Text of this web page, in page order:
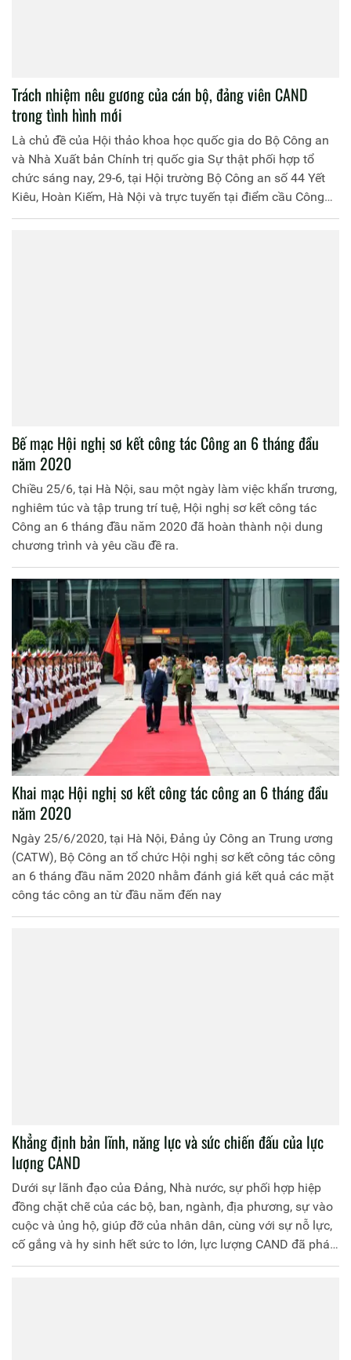
Trách nhiệm nêu gương của cán bộ, đảng viên CAND
trong tình hình mới
Là chủ đề của Hội thảo khoa học quốc gia do Bộ Công an
và Nhà Xuất bản Chính trị quốc gia Sự thật phối hợp tổ
chức sáng nay, 29-6, tại Hội trường Bộ Công an số 44 Yết
Kiêu, Hoàn Kiếm, Hà Nội và trực tuyến tại điểm cầu Công
an 63 tỉnh, thành phố trực thuộc Trung ương.
Bế mạc Hội nghị sơ kết công tác Công an 6 tháng đầu
năm 2020
Chiều 25/6, tại Hà Nội, sau một ngày làm việc khẩn trương,
nghiêm túc và tập trung trí tuệ, Hội nghị sơ kết công tác
Công an 6 tháng đầu năm 2020 đã hoàn thành nội dung
chương trình và yêu cầu đề ra.
Khai mạc Hội nghị sơ kết công tác công an 6 tháng đầu
năm 2020
Ngày 25/6/2020, tại Hà Nội, Đảng ủy Công an Trung ương
(CATW), Bộ Công an tổ chức Hội nghị sơ kết công tác công
an 6 tháng đầu năm 2020 nhằm đánh giá kết quả các mặt
công tác công an từ đầu năm đến nay
Khẳng định bản lĩnh, năng lực và sức chiến đấu của lực
lượng CAND
Dưới sự lãnh đạo của Đảng, Nhà nước, sự phối hợp hiệp
đồng chặt chẽ của các bộ, ban, ngành, địa phương, sự vào
cuộc và ủng hộ, giúp đỡ của nhân dân, cùng với sự nỗ lực,
cố gắng và hy sinh hết sức to lớn, lực lượng CAND đã phát
huy truyền thống anh hùng, mưu trí, dũng cảm, đoàn kết,